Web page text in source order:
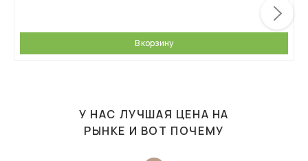
В корзину
У НАС ЛУЧШАЯ ЦЕНА НА
РЫНКЕ И ВОТ ПОЧЕМУ